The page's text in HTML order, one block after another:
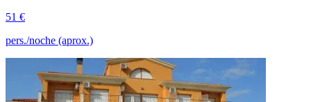
51 €
pers./noche (aprox.)